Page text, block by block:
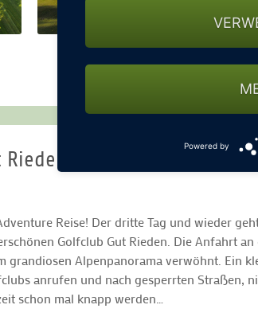
Reise! Der dritte Tag und wieder
Golfclub Gut Rieden. Die Anfahrt
grandiosen Alpenpanorama verwöhnt. Ein
anrufen und nach gesperrten Straßen,
schon mal knapp werden…
Powered by